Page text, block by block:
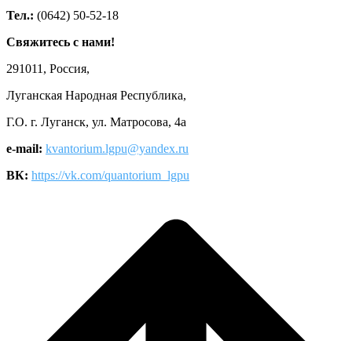
Тел.: (0642) 50-52-18
Свяжитесь с нами!
291011, Россия,
Луганская Народная Республика,
Г.О. г. Луганск, ул. Матросова, 4а
e-mail: kvantorium.lgpu@yandex.ru
ВК: https://vk.com/quantorium_lgpu